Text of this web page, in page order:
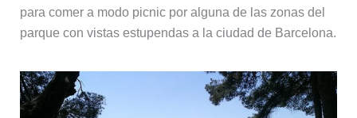
para comer a modo picnic por alguna de las zonas del
parque con vistas estupendas a la ciudad de Barcelona.